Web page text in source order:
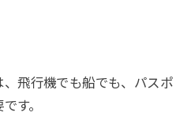
飛行機でも船でも、パスポ
す。